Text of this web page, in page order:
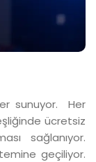
sunuyor. Her
ücretsiz
sağlanıyor.
geçiliyor.